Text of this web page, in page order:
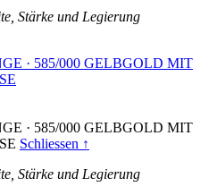
Stärke und Legierung
· 585/000 GELBGOLD MIT
· 585/000 GELBGOLD MIT
Schliessen ↑
Stärke und Legierung